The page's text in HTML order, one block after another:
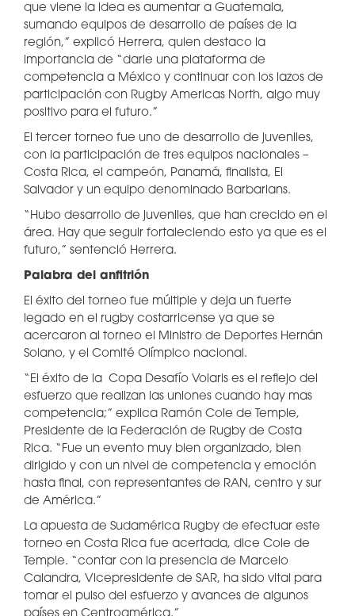
que viene la idea es aumentar a Guatemala,
sumando equipos de desarrollo de países de la
región,” explicó Herrera, quien destaco la
importancia de “darle una plataforma de
competencia a México y continuar con los lazos de
participación con Rugby Americas North, algo muy
positivo para el futuro.”
El tercer torneo fue uno de desarrollo de juveniles,
con la participación de tres equipos nacionales –
Costa Rica, el campeón, Panamá, finalista, El
Salvador y un equipo denominado Barbarians.
“Hubo desarrollo de juveniles, que han crecido en el
área. Hay que seguir fortaleciendo esto ya que es el
futuro,” sentenció Herrera.
Palabra del anfitrión
El éxito del torneo fue múltiple y deja un fuerte
legado en el rugby costarricense ya que se
acercaron al torneo el Ministro de Deportes Hernán
Solano, y el Comité Olímpico nacional.
“El éxito de la Copa Desafío Volaris es el reflejo del
esfuerzo que realizan las uniones cuando hay mas
competencia;” explica Ramón Cole de Temple,
Presidente de la Federación de Rugby de Costa
Rica. “Fue un evento muy bien organizado, bien
dirigido y con un nivel de competencia y emoción
hasta final, con representantes de RAN, centro y sur
de América.”
La apuesta de Sudamérica Rugby de efectuar este
torneo en Costa Rica fue acertada, dice Cole de
Temple. “contar con la presencia de Marcelo
Calandra, Vicepresidente de SAR, ha sido vital para
tomar el pulso del esfuerzo y avances de algunos